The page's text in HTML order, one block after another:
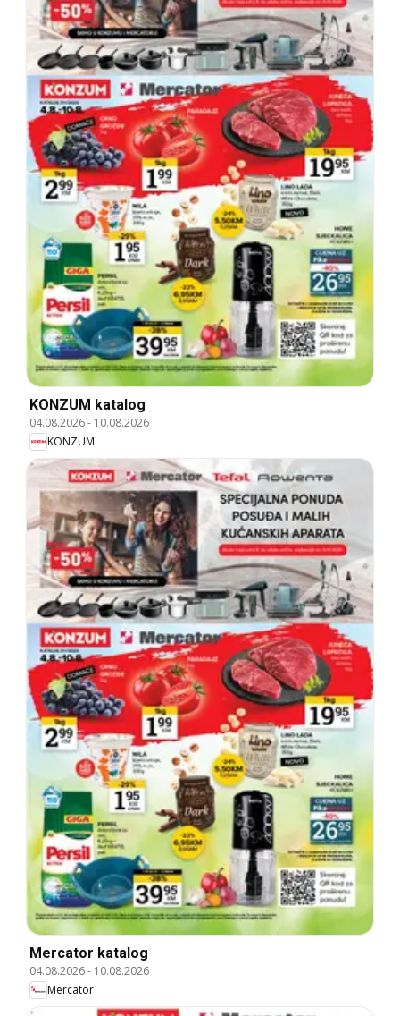
KONZUM katalog
04.08.2026- 10.08.2026
KONZUM
Mercator katalog
04.08.2026- 10.08.2026
Mercator